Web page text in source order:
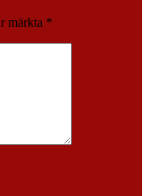
märkta *